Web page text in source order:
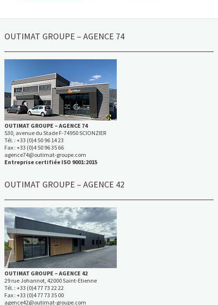
OUTIMAT GROUPE – AGENCE 74
OUTIMAT GROUPE – AGENCE 74
530, avenue du Stade F-74950 SCIONZIER
Tél. : +33 (0)4 50 96 14 23
Fax : +33 (0)4 50 96 35 66
agence74@outimat-groupe.com
Entreprise certifiée ISO 9001:2015
OUTIMAT GROUPE – AGENCE 42
OUTIMAT GROUPE – AGENCE 42
29 rue Johannot, 42000 Saint-Etienne
Tél. : +33 (0)4 77 73 22 22
Fax : +33 (0)4 77 73 35 00
agence42@outimat-groupe.com